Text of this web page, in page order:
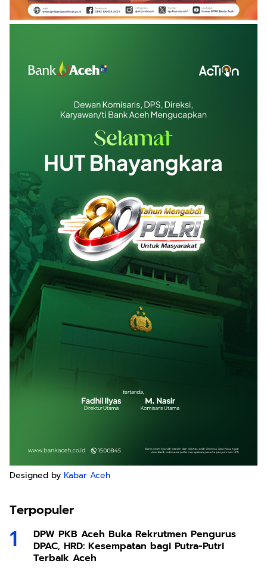
Designed by Kabar Aceh
Terpopuler
DPW PKB Aceh Buka Rekrutmen Pengurus
DPAC, HRD: Kesempatan bagi Putra-Putri
Terbaik Aceh